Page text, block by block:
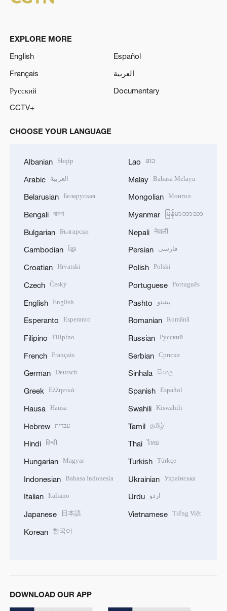
EXPLORE MORE
English
Español
Français
العربية
Русский
Documentary
CCTV+
CHOOSE YOUR LANGUAGE
Albanian Shqip
Arabic العربية
Belarusian Беларуская
Bengali বাংলা
Bulgarian Български
Cambodian ខ្មែរ
Croatian Hrvatski
Czech Český
English English
Esperanto Esperanto
Filipino Filipino
French Français
German Deutsch
Greek Ελληνικά
Hausa Hausa
Hebrew עברית
Hindi हिन्दी
Hungarian Magyar
Indonesian Bahasa Indonesia
Italian Italiano
Japanese 日本語
Korean 한국어
Lao ລາວ
Malay Bahasa Melayu
Mongolian Монгол
Myanmar မြန်မာဘာသာ
Nepali नेपाली
Persian فارسی
Polish Polski
Portuguese Português
Pashto پښتو
Romanian Română
Russian Русский
Serbian Српски
Sinhala සිංහල
Spanish Español
Swahili Kiswahili
Tamil தமிழ்
Thai ไทย
Turkish Türkçe
Ukrainian Українська
Urdu اردو
Vietnamese Tiếng Việt
DOWNLOAD OUR APP